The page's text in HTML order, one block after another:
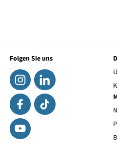
Folgen Sie uns